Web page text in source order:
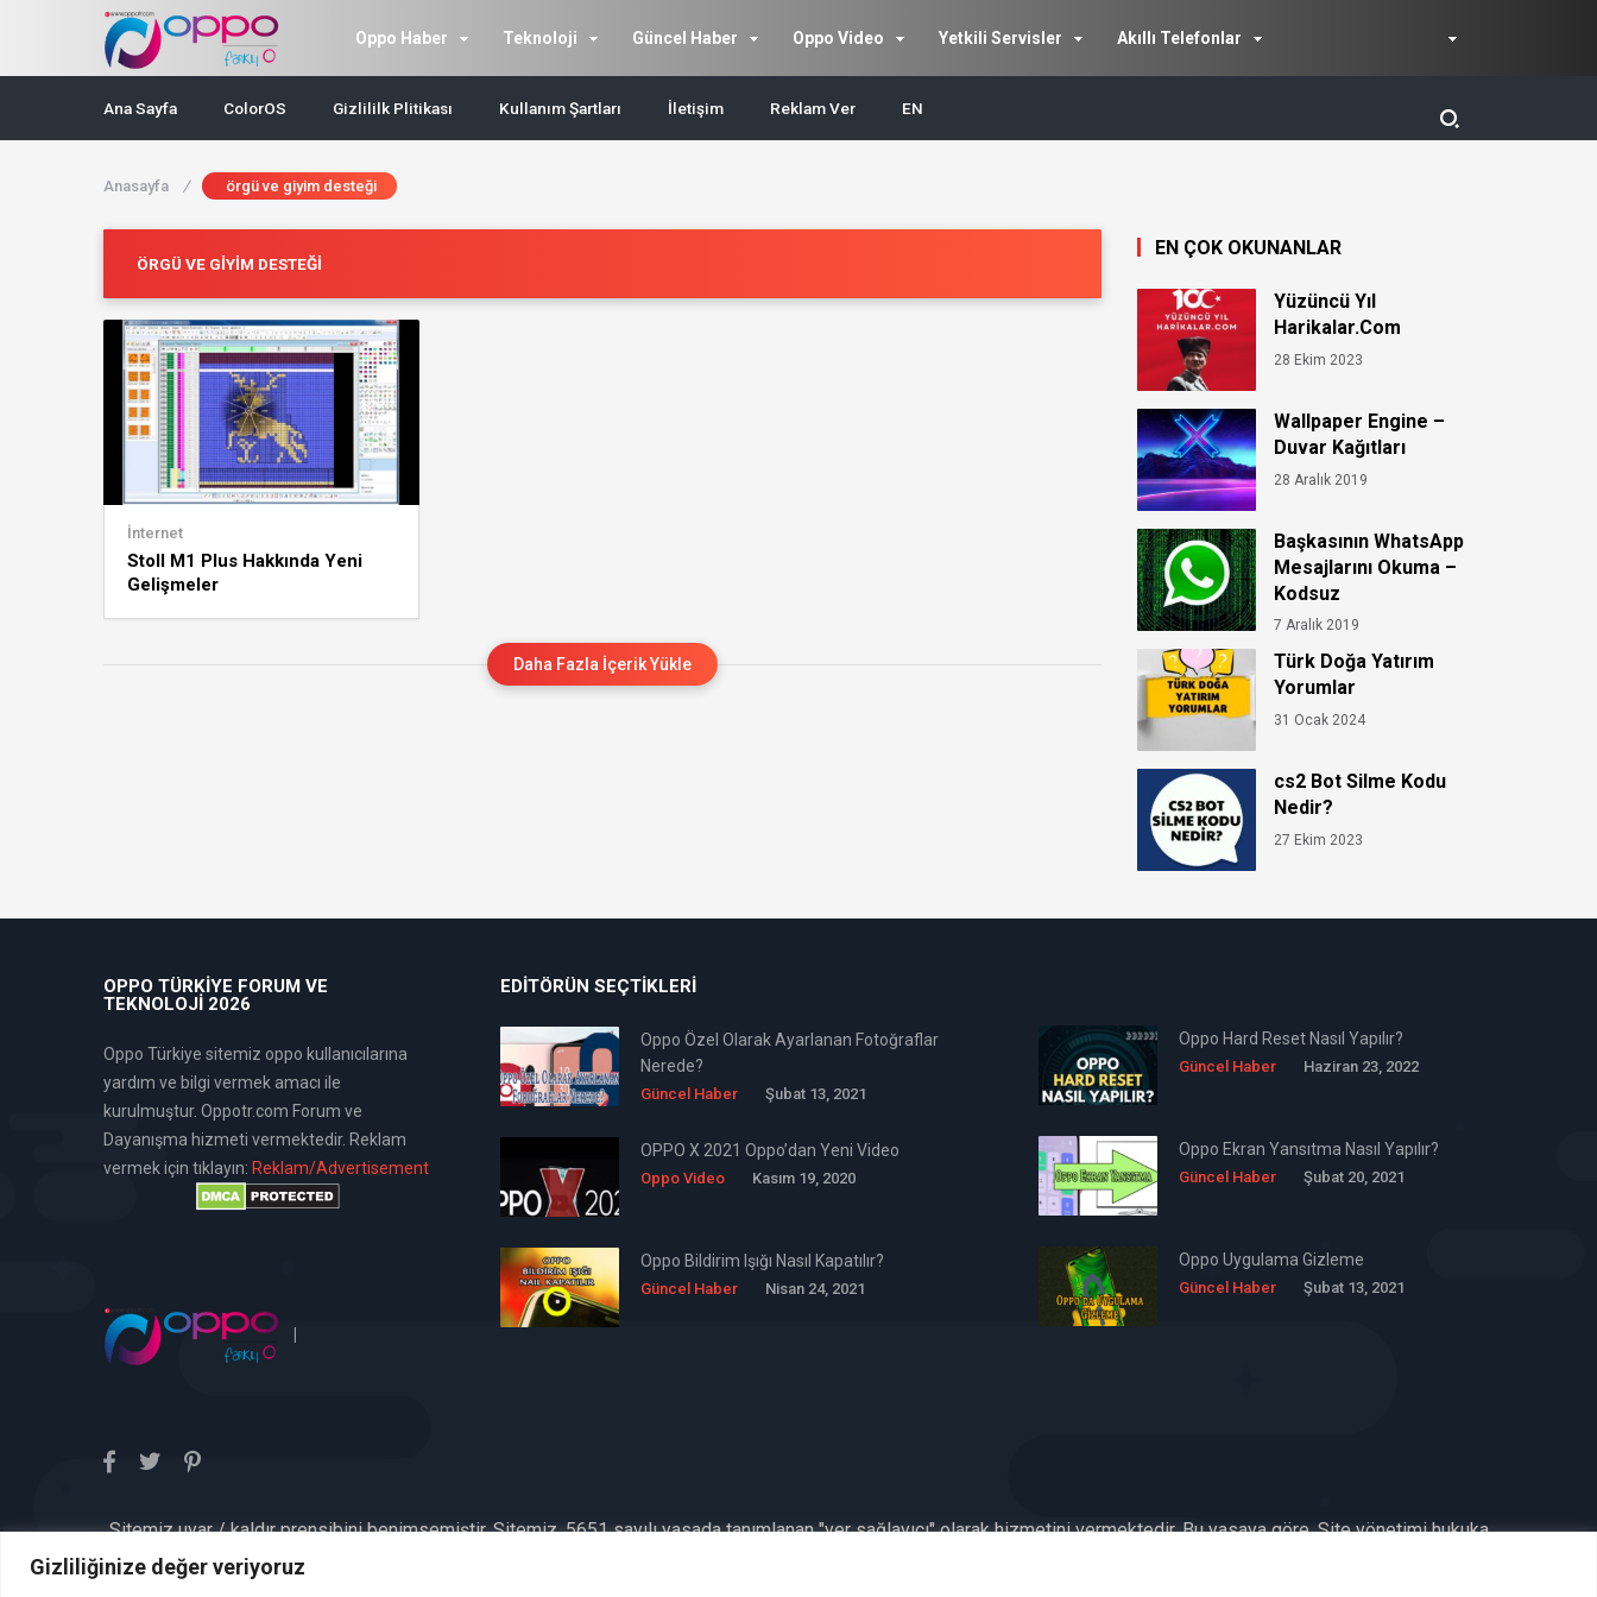
Gizliliğinize değer veriyoruz
Oppo Haber Teknoloji Güncel Haber Oppo Video Yetkili Servisler Akıllı Telefonlar
Ana Sayfa ColorOS Gizlililk Plitikası Kullanım Şartları İletişim Reklam Ver EN
Anasayfa / örgü ve giyim desteği
ÖRGÜ VE GIYIM DESTEĞI
İnternet
Stoll M1 Plus Hakkında Yeni
Gelişmeler
Daha Fazla İçerik Yükle
EN ÇOK OKUNANLAR
Yüzüncü Yıl
Harikalar.Com
28 Ekim 2023
Wallpaper Engine –
Duvar Kağıtları
28 Aralık 2019
Başkasının WhatsApp
Mesajlarını Okuma –
Kodsuz
7 Aralık 2019
Türk Doğa Yatırım
Yorumlar
31 Ocak 2024
cs2 Bot Silme Kodu
Nedir?
27 Ekim 2023
OPPO TÜRKIYE FORUM VE
TEKNOLOJI 2026
Oppo Türkiye sitemiz oppo kullanıcılarına
yardım ve bilgi vermek amacı ile
kurulmuştur. Oppotr.com Forum ve
Dayanışma hizmeti vermektedir. Reklam
vermek için tıklayın: Reklam/Advertisement
|
EDITÖRÜN SEÇTIKLERI
Oppo Özel Olarak Ayarlanan Fotoğraflar
Nerede?
Güncel Haber Şubat 13, 2021
Oppo Hard Reset Nasıl Yapılır?
Güncel Haber Haziran 23, 2022
OPPO X 2021 Oppo’dan Yeni Video
Oppo Video Kasım 19, 2020
Oppo Ekran Yansıtma Nasıl Yapılır?
Güncel Haber Şubat 20, 2021
Oppo Bildirim Işığı Nasıl Kapatılır?
Güncel Haber Nisan 24, 2021
Oppo Uygulama Gizleme
Güncel Haber Şubat 13, 2021
Sitemiz uyar / kaldır prensibini benimsemiştir. Sitemiz, 5651 sayılı yasada tanımlanan "yer sağlayıcı" olarak hizmetini vermektedir. Bu yasaya göre, Site yönetimi hukuka